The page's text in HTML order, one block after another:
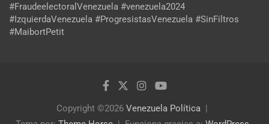
#FraudeelectoralVenezuela #venezuela2024
#IzquierdaVenezuela #ProgresistasVenezuela #SinFiltros
#MaibortPetit
Copyright ©2026 Venezuela Política